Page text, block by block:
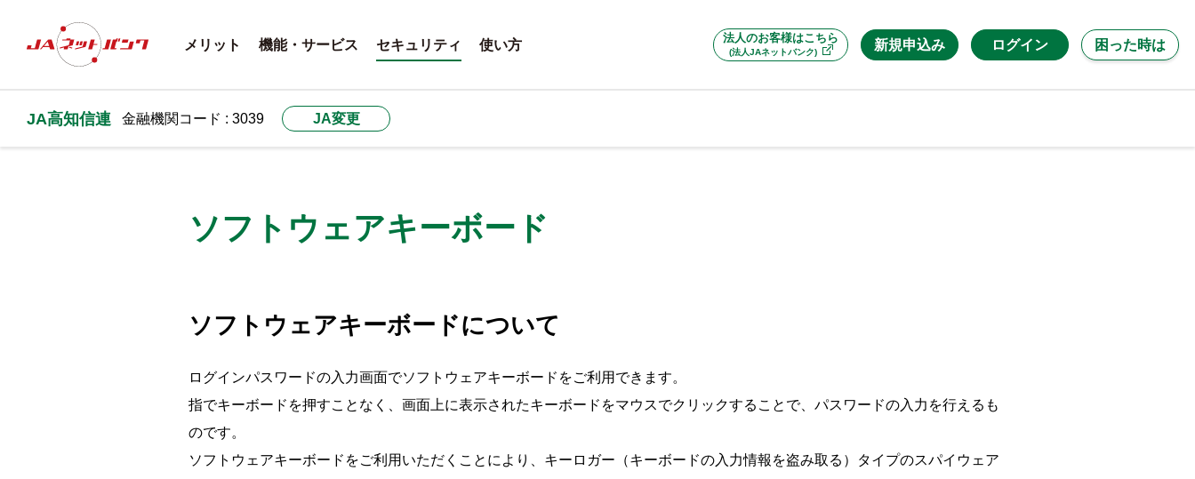
法人のお客様はこちら
(法人JAネットバンク) 新規申込み
メリット 機能・サービス セキュリティ 使い方 ログイン 困った時は
JA高知信連 金融機関コード : 3039 JA変更
ソフトウェアキーボード
ソフトウェアキーボードについて
ログインパスワードの入力画面でソフトウェアキーボードをご利用できます。
指でキーボードを押すことなく、画面上に表示されたキーボードをマウスでクリックすることで、パスワードの入力を行えるも
のです。
ソフトウェアキーボードをご利用いただくことにより、キーロガー（キーボードの入力情報を盗み取る）タイプのスパイウェア